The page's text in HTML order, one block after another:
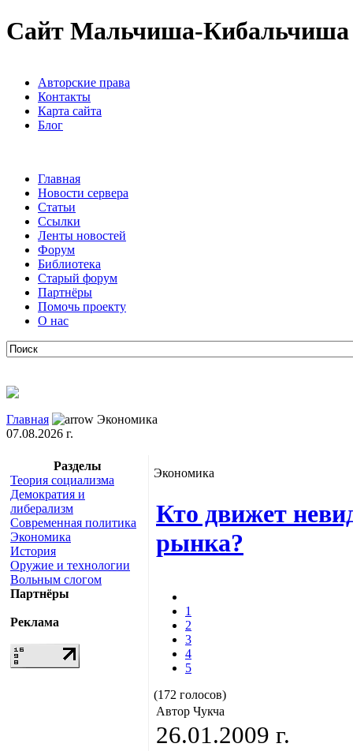
Сайт Мальчиша-Кибальчиша
Авторские права
Контакты
Карта сайта
Блог
Главная
Новости сервера
Статьи
Ссылки
Ленты новостей
Форум
Библиотека
Старый форум
Партнёры
Помочь проекту
О нас
Главная
Экономика
07.08.2026 г.
Разделы
Теория социализма
Демократия и
либерализм
Современная политика
Экономика
История
Оружие и технологии
Вольным слогом
Партнёры
Реклама
Экономика
Кто движет
рынка?
1
2
3
4
5
(172 голосов)
Автор Чукча
26.01.2009 г.